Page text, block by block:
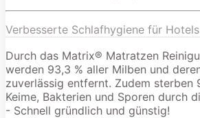
Verbesserte Schlafhygiene für Hotels
Durch das Matrix® Matratzen
werden 93,3 % aller Milben und
zuverlässig entfernt. Zudem sterben
Keime, Bakterien und Sporen durch
- Schnell gründlich und günstig!